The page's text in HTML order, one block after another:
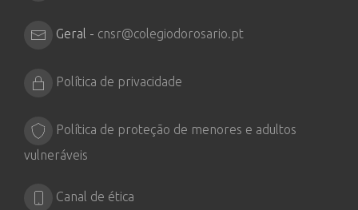
Geral - cnsr@colegiodorosario.pt
Política de privacidade
Política de proteção de menores e adultos
vulneráveis
Canal de ética